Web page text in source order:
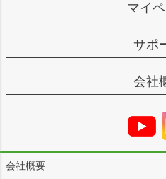
マイ
サポ
会社
会社概要